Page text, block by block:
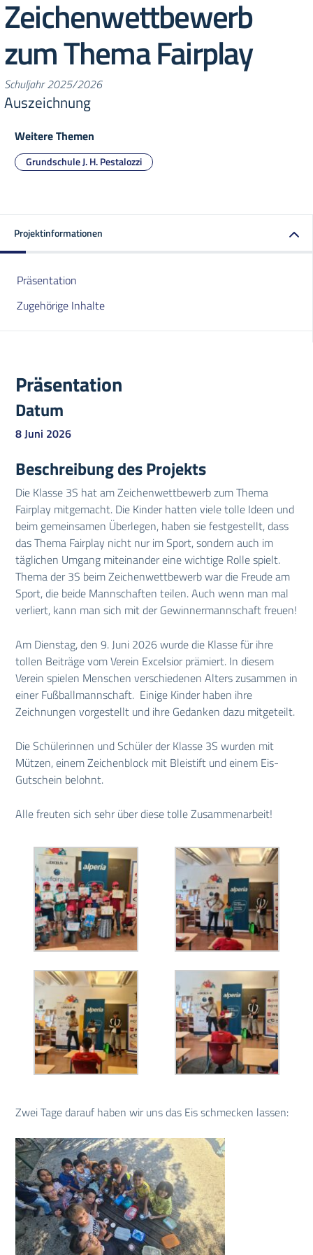
Zeichenwettbewerb
zum Thema Fairplay
Schuljahr 2025/2026
Auszeichnung
Weitere Themen
Grundschule J. H. Pestalozzi
Projektinformationen
Präsentation
Zugehörige Inhalte
Präsentation
Datum
8 Juni 2026
Beschreibung des Projekts
Die Klasse 3S hat am Zeichenwettbewerb zum Thema
Fairplay mitgemacht. Die Kinder hatten viele tolle Ideen und
beim gemeinsamen Überlegen, haben sie festgestellt, dass
das Thema Fairplay nicht nur im Sport, sondern auch im
täglichen Umgang miteinander eine wichtige Rolle spielt.
Thema der 3S beim Zeichenwettbewerb war die Freude am
Sport, die beide Mannschaften teilen. Auch wenn man mal
verliert, kann man sich mit der Gewinnermannschaft freuen!
Am Dienstag, den 9. Juni 2026 wurde die Klasse für ihre
tollen Beiträge vom Verein Excelsior prämiert. In diesem
Verein spielen Menschen verschiedenen Alters zusammen in
einer Fußballmannschaft. Einige Kinder haben ihre
Zeichnungen vorgestellt und ihre Gedanken dazu mitgeteilt.
Die Schülerinnen und Schüler der Klasse 3S wurden mit
Mützen, einem Zeichenblock mit Bleistift und einem Eis-
Gutschein belohnt.
Alle freuten sich sehr über diese tolle Zusammenarbeit!
Zwei Tage darauf haben wir uns das Eis schmecken lassen: